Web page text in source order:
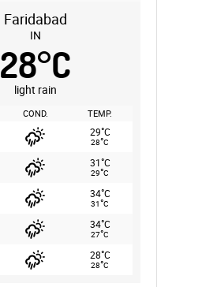
Faridabad
IN
28°C
light rain
COND. TEMP.
29°C
28°C
31°C
29°C
34°C
31°C
34°C
27°C
28°C
28°C